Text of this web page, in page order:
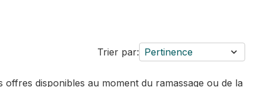
Trier par: Pertinence
disponibles au moment du ramassage ou de la